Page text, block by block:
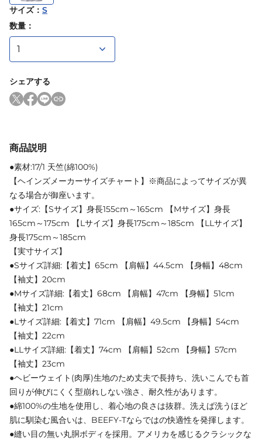
サイズ： S
数量：
シェアする
商品説明
●素材:17/1 天竺(綿100%)
【ヘインズメーカーサイズチャート】※商品によってサイズが異
なる場合が御座います。
●サイズ:【Sサイズ】身長155cm～165cm 【Mサイズ】身長
165cm～175cm 【Lサイズ】身長175cm～185cm 【LLサイズ】
身長175cm～185cm
【実寸サイズ】
●Sサイズ詳細:【着丈】65cm 【肩幅】44.5cm 【身幅】48cm
【袖丈】20cm
●Mサイズ詳細:【着丈】68cm 【肩幅】47cm 【身幅】51cm
【袖丈】21cm
●Lサイズ詳細:【着丈】71cm 【肩幅】49.5cm 【身幅】54cm
【袖丈】22cm
●LLサイズ詳細:【着丈】74cm 【肩幅】52cm 【身幅】57cm
【袖丈】23cm
●ヘビーウェイト(肉厚)生地のため丈夫で長持ち、洗いこんでも首
回りが伸びにくく型崩れしない強さ、耐久性があります。
●綿100%の生地を使用し、着心地の良さは抜群。洗えば洗うほど
肌に馴染む風合いは、BEEFY-Tならではの快適性を発揮します。
●縫い目の無い丸胴ボディを採用。アメリカを感じるクラシックな